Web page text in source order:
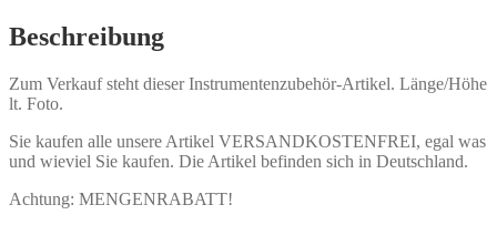
Beschreibung
Zum Verkauf steht dieser Instrumentenzubehör-Artikel. Länge/Höhe
lt. Foto.
Sie kaufen alle unsere Artikel VERSANDKOSTENFREI, egal was
und wieviel Sie kaufen. Die Artikel befinden sich in Deutschland.
Achtung: MENGENRABATT!